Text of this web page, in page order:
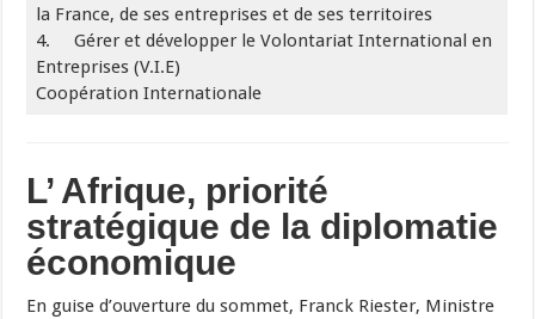
la France, de ses entreprises et de ses territoires
4. Gérer et développer le Volontariat International en
Entreprises (V.I.E)
Coopération Internationale
L’ Afrique, priorité
stratégique de la diplomatie
économique
En guise d’ouverture du sommet, Franck Riester, Ministre